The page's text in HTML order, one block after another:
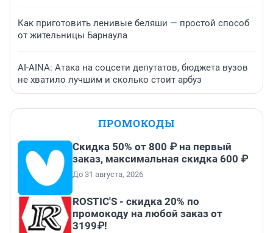
Как приготовить ленивые беляши — простой способ
от жительницы Барнаула
AI-AINA: Атака на соцсети депутатов, бюджета вузов
не хватило лучшим и сколько стоит арбуз
ПРОМОКОДЫ
Скидка 50% от 800 ₽ на первый
заказ, максимальная скидка 600 ₽
До 31 августа, 2026
ROSTIC'S - скидка 20% по
промокоду на любой заказ от
3199₽!